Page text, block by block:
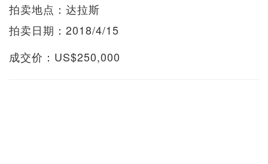
拍卖地点：达拉斯
拍卖日期：2018/4/15
成交价：US$250,000